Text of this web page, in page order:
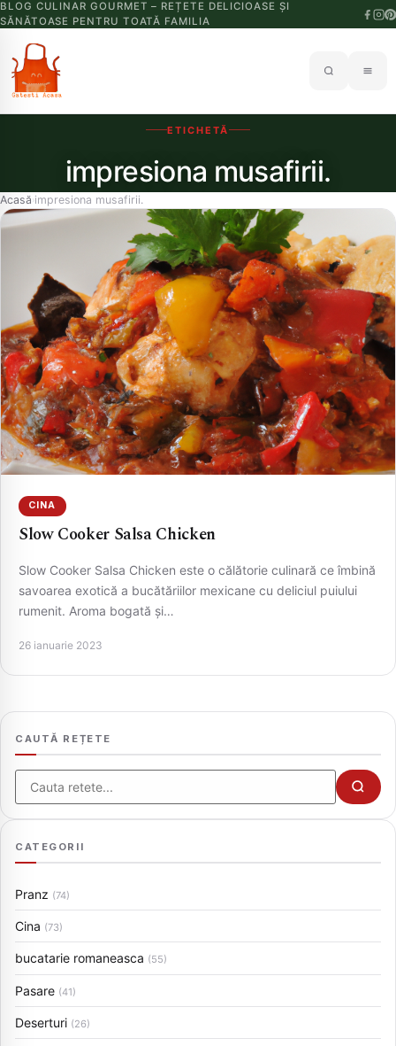
BLOG CULINAR GOURMET – REȚETE DELICIOASE ȘI
SĂNĂTOASE PENTRU TOATĂ FAMILIA
ETICHETĂ
impresiona musafirii.
Acasă›impresiona musafirii.
CINA
Slow Cooker Salsa Chicken
Slow Cooker Salsa Chicken este o călătorie culinară ce îmbină
savoarea exotică a bucătăriilor mexicane cu deliciul puiului
rumenit. Aroma bogată și…
26 ianuarie 2023
CAUTĂ REȚETE
Cauta
CATEGORII
Pranz (74)
Cina (73)
bucatarie romaneasca (55)
Pasare (41)
Deserturi (26)